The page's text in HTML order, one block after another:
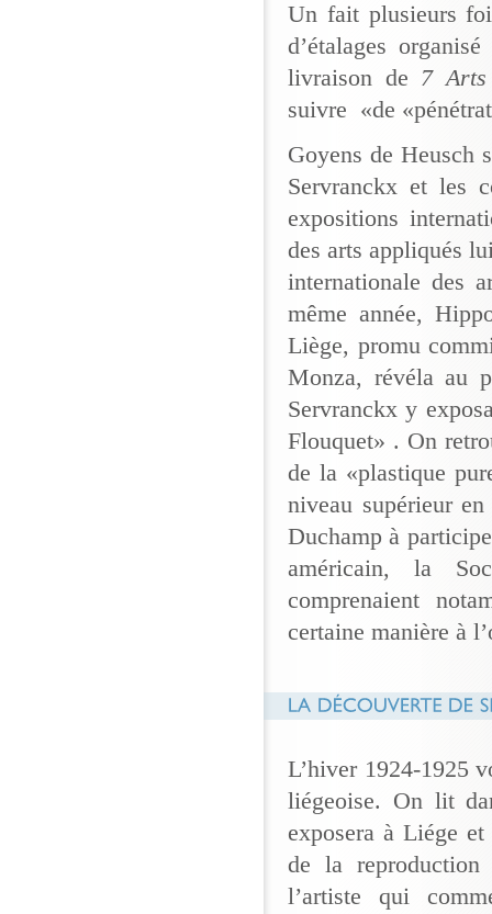
Un fait plusieurs
d’étalages
livraison de 7 Arts
suivre «de
Goyens de Heusch
Servranckx et les
expositions
des arts appliqués
internationale des
même année,
Liège, promu
Monza, révéla au
Servranckx y
Flouquet» . On
de la «plastique
niveau supérieur
Duchamp à
américain, la
comprenaient
certaine manière à
L’hiver 1924-1925
liégeoise. On lit
exposera à Liége
de la reproduction
l’artiste qui